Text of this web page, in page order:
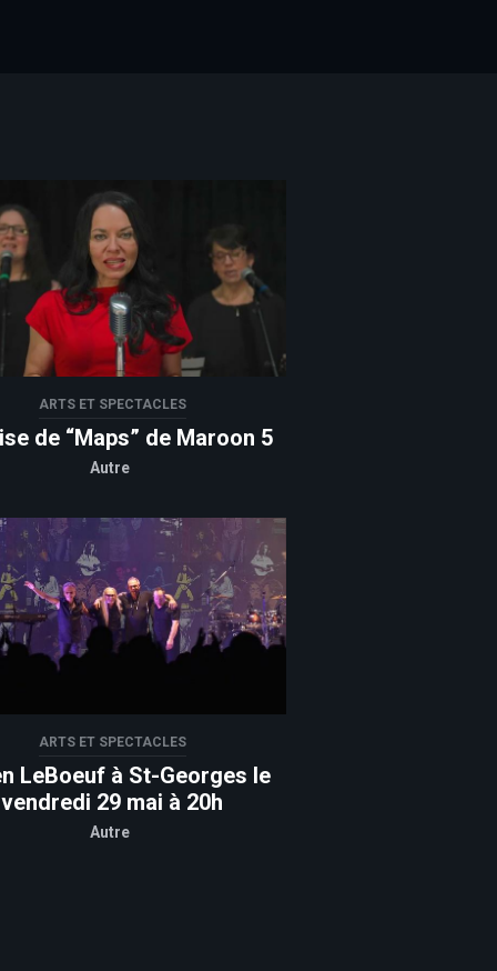
ARTS ET SPECTACLES
de “Maps” de Maroon 5
Autre
ARTS ET SPECTACLES
LeBoeuf à St-Georges le
vendredi 29 mai à 20h
Autre